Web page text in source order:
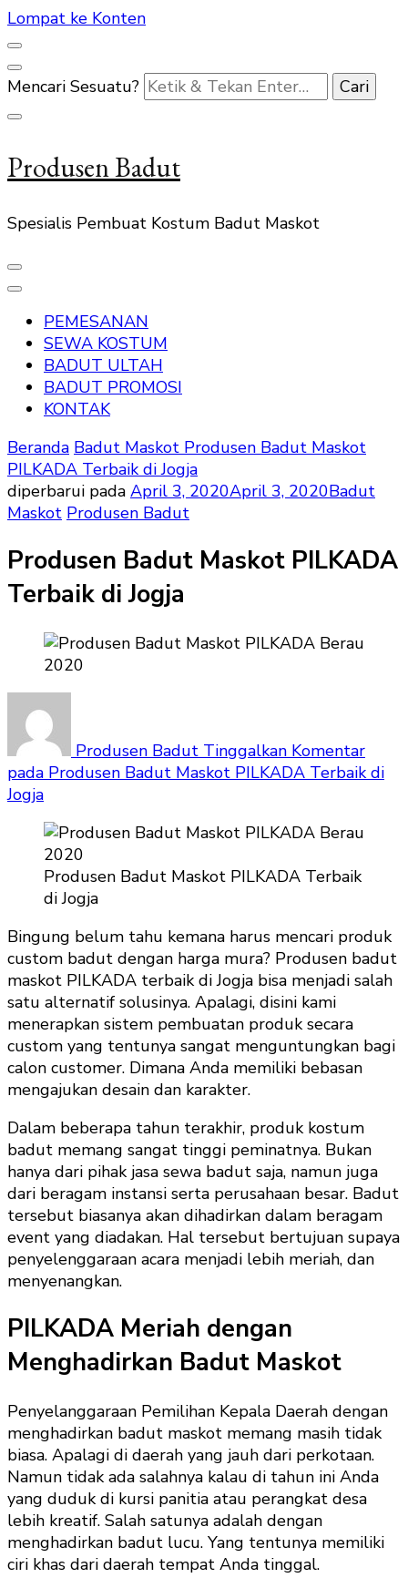
Lompat ke Konten
Mencari Sesuatu?
Produsen Badut
Spesialis Pembuat Kostum Badut Maskot
PEMESANAN
SEWA KOSTUM
BADUT ULTAH
BADUT PROMOSI
KONTAK
Beranda Badut Maskot Produsen Badut Maskot
PILKADA Terbaik di Jogja
diperbarui pada April 3, 2020April 3, 2020Badut
Maskot Produsen Badut
Produsen Badut Maskot PILKADA
Terbaik di Jogja
Produsen Badut Tinggalkan Komentar
pada Produsen Badut Maskot PILKADA Terbaik di
Jogja
Produsen Badut Maskot PILKADA Terbaik
di Jogja
Bingung belum tahu kemana harus mencari produk
custom badut dengan harga mura? Produsen badut
maskot PILKADA terbaik di Jogja bisa menjadi salah
satu alternatif solusinya. Apalagi, disini kami
menerapkan sistem pembuatan produk secara
custom yang tentunya sangat menguntungkan bagi
calon customer. Dimana Anda memiliki bebasan
mengajukan desain dan karakter.
Dalam beberapa tahun terakhir, produk kostum
badut memang sangat tinggi peminatnya. Bukan
hanya dari pihak jasa sewa badut saja, namun juga
dari beragam instansi serta perusahaan besar. Badut
tersebut biasanya akan dihadirkan dalam beragam
event yang diadakan. Hal tersebut bertujuan supaya
penyelenggaraan acara menjadi lebih meriah, dan
menyenangkan.
PILKADA Meriah dengan
Menghadirkan Badut Maskot
Penyelanggaraan Pemilihan Kepala Daerah dengan
menghadirkan badut maskot memang masih tidak
biasa. Apalagi di daerah yang jauh dari perkotaan.
Namun tidak ada salahnya kalau di tahun ini Anda
yang duduk di kursi panitia atau perangkat desa
lebih kreatif. Salah satunya adalah dengan
menghadirkan badut lucu. Yang tentunya memiliki
ciri khas dari daerah tempat Anda tinggal.